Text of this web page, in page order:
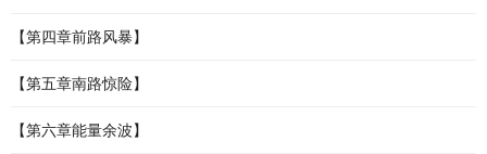
【第四章前路风暴】
【第五章南路惊险】
【第六章能量余波】